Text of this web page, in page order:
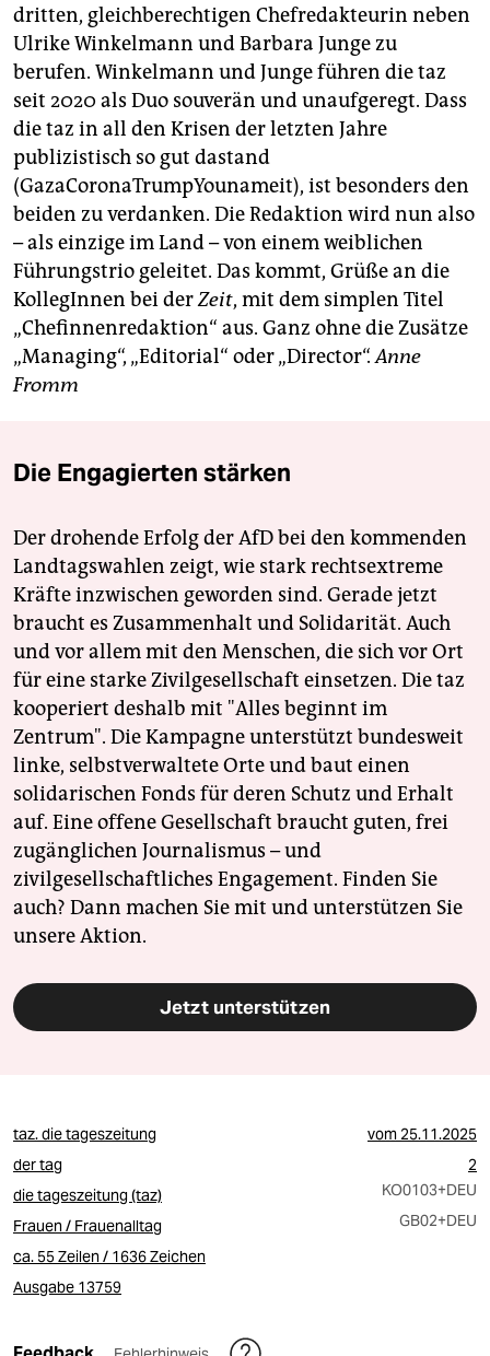
dritten, gleichberechtigen Chefredakteurin neben
Ulrike Winkelmann und Barbara Junge zu
berufen. Winkelmann und Junge führen die taz
seit 2020 als Duo souverän und unaufgeregt. Dass
die taz in all den Krisen der letzten Jahre
publizistisch so gut dastand
(GazaCoronaTrumpYounameit), ist besonders den
beiden zu verdanken. Die Redaktion wird nun also
– als einzige im Land – von einem­ weiblichen
Führungstrio geleitet. Das kommt, Grüße an die
KollegInnen bei derZeit, mit dem simplen Titel
„Chefinnenredaktion“ aus. Ganz ohne die Zusätze
„Managing“, „Editorial“ oder „Director“.Anne
Fromm
Die Engagierten stärken
Der drohende Erfolg der AfD bei den kommenden
Landtagswahlen zeigt, wie stark rechtsextreme
Kräfte inzwischen geworden sind. Gerade jetzt
braucht es Zusammenhalt und Solidarität. Auch
und vor allem mit den Menschen, die sich vor Ort
für eine starke Zivilgesellschaft einsetzen. Die taz
kooperiert deshalb mit "Alles beginnt im
Zentrum". Die Kampagne unterstützt bundesweit
linke, selbstverwaltete Orte und baut einen
solidarischen Fonds für deren Schutz und Erhalt
auf. Eine offene Gesellschaft braucht guten, frei
zugänglichen Journalismus – und
zivilgesellschaftliches Engagement. Finden Sie
auch? Dann machen Sie mit und unterstützen Sie
unsere Aktion.
Jetzt unterstützen
taz. die tageszeitung vom25.11.2025
der tag
2
die tageszeitung (taz)
KO0103+DEU
Frauen / Frauenalltag
GB02+DEU
ca. 55 Zeilen / 1636 Zeichen
Ausgabe 13759